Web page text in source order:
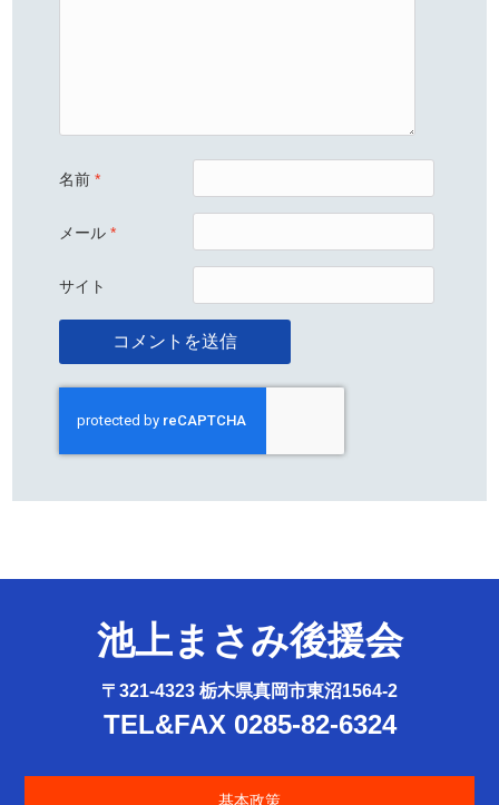
名前*
メール*
サイト
池上まさみ後援会
〒321-4323 栃木県真岡市東沼1564-2
TEL&FAX 0285-82-6324
基本政策